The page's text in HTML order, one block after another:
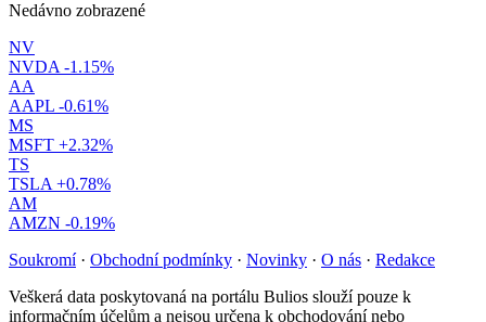
Nedávno zobrazené
NV
NVDA -1.15%
AA
AAPL -0.61%
MS
MSFT +2.32%
TS
TSLA +0.78%
AM
AMZN -0.19%
Soukromí · Obchodní podmínky · Novinky · O nás · Redakce
Veškerá data poskytovaná na portálu Bulios slouží pouze k
informačním účelům a nejsou určena k obchodování nebo